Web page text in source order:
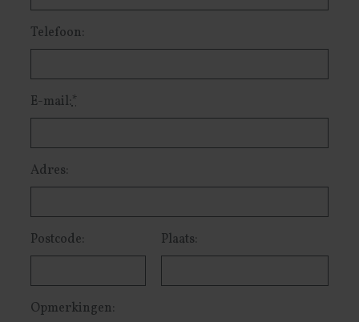
Telefoon:
E-mail:*
Adres:
Postcode: Plaats:
Opmerkingen: